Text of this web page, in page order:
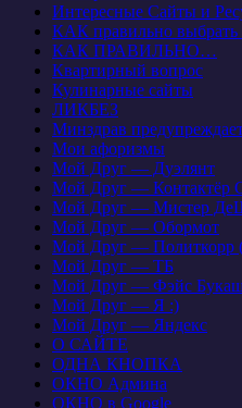
Интересные Сайты и
КАК правильно
КАК ПРАВИЛЬНО…
Квартирный вопрос
Кулинарные сайты
ЛИКБЕЗ
Минздрав
Мои афоризмы
Мой Друг — Дуэлянт
Мой Друг — Контактёр
Мой Друг — Мистер
Мой Друг — Обормот
Мой Друг — Политкорр
Мой Друг — ТБ
Мой Друг — Фэйс
Мой Друг — Я :)
Мой Друг — Яндекс
О САЙТЕ
ОДНА КНОПКА
ОКНО Админа
ОКНО в Google